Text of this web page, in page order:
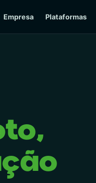
Empresa Plataformas